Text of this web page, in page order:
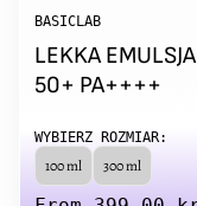
BASICLAB
LEKKA
50+ PA++++
WYBIERZ ROZMIAR:
100 ml 300 ml